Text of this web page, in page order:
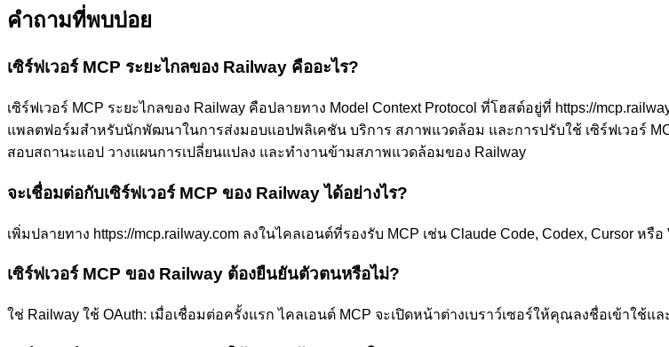
คำถามที่พบบ่อย
เซิร์ฟเวอร์ MCP ระยะไกลของ Railway คืออะไร?
เซิร์ฟเวอร์ MCP ระยะไกลของ Railway คือปลายทาง Model Context Protocol ที่โฮสต์อยู่ที่ https://
แพลตฟอร์มสำหรับนักพัฒนาในการส่งมอบแอปพลิเคชัน บริการ สภาพแวดล้อม และการปรับใช้ เซิร์ฟเวอร์
สอบสถานะแอป วางแผนการเปลี่ยนแปลง และทำงานข้ามสภาพแวดล้อมของ Railway
จะเชื่อมต่อกับเซิร์ฟเวอร์ MCP ของ Railway ได้อย่างไร?
เพิ่มปลายทาง https://mcp.railway.com ลงในไคลเอนต์ที่รองรับ MCP เช่น Claude Code, Codex, Cursor
เซิร์ฟเวอร์ MCP ของ Railway ต้องยืนยันตัวตนหรือไม่?
ใช่ Railway ใช้ OAuth: เมื่อเชื่อมต่อครั้งแรก ไคลเอนต์ MCP จะเปิดหน้าต่างเบราว์เซอร์ให้คุณลงชื่อเข้าใช้